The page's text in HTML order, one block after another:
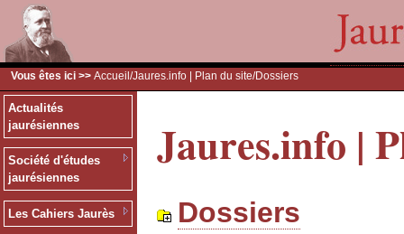
Vous êtes ici >> Accueil /Jaures.info | Plan du site/Dossiers
Actualités
jaurésiennes
Société d'études
jaurésiennes
Les Cahiers Jaurès
Jaures.info |
Dossiers